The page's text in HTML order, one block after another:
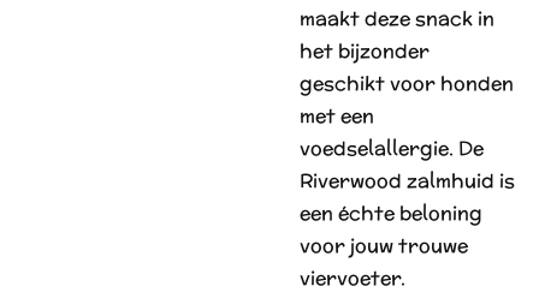
maakt deze snack in
het bijzonder
geschikt voor honden
met een
voedselallergie. De
Riverwood zalmhuid is
een échte beloning
voor jouw trouwe
viervoeter.